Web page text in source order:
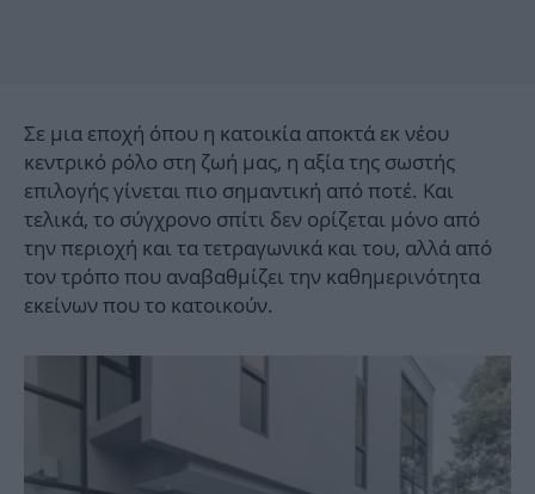
Σε μια εποχή όπου η κατοικία αποκτά εκ νέου
κεντρικό ρόλο στη ζωή μας, η αξία της σωστής
επιλογής γίνεται πιο σημαντική από ποτέ. Και
τελικά, το σύγχρονο σπίτι δεν ορίζεται μόνο από
την περιοχή και τα τετραγωνικά και του, αλλά από
τον τρόπο που αναβαθμίζει την καθημερινότητα
εκείνων που το κατοικούν.